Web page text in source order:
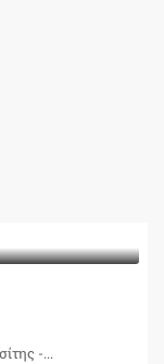
-...